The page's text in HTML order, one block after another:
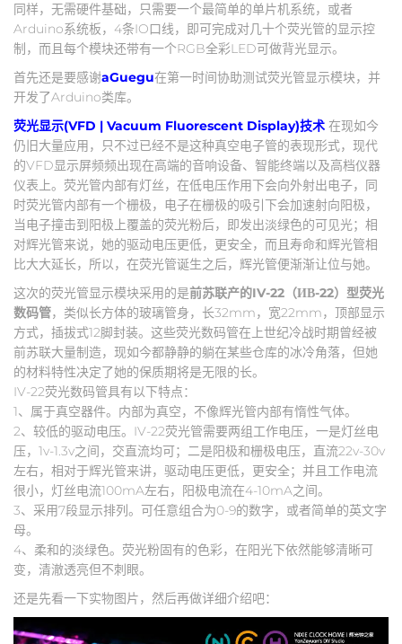
同样，无需硬件基础，只需要一个最简单的单片机系统，或者
Arduino系统板，4条IO口线，即可完成对几十个荧光管的显示控
制，而且每个模块还带有一个RGB全彩LED可做背光显示。
首先还是要感谢aGuegu在第一时间协助测试荧光管显示模块，并
开发了Arduino类库。
荧光显示(VFD | Vacuum Fluorescent Display)技术 在现如今
仍旧大量应用，只不过已经不是这种真空电子管的表现形式，现代
的VFD显示屏频频出现在高端的音响设备、智能终端以及高档仪器
仪表上。荧光管内部有灯丝，在低电压作用下会向外射出电子，同
时荧光管内部有一个栅极，电子在栅极的吸引下会加速射向阳极，
当电子撞击到阳极上覆盖的荧光粉后，即发出淡绿色的可见光；相
对辉光管来说，她的驱动电压更低，更安全，而且寿命和辉光管相
比大大延长，所以，在荧光管诞生之后，辉光管便渐渐让位与她。
这次的荧光管显示模块采用的是前苏联产的IV-22（ИВ-22）型荧光
数码管，类似长方体的玻璃管身，长32mm，宽22mm，顶部显示
方式，插拔式12脚封装。这些荧光数码管在上世纪冷战时期曾经被
前苏联大量制造，现如今都静静的躺在某些仓库的冰冷角落，但她
的材料特性决定了她的保质期将是无限的长。
IV-22荧光数码管具有以下特点：
1、属于真空器件。内部为真空，不像辉光管内部有惰性气体。
2、较低的驱动电压。IV-22荧光管需要两组工作电压，一是灯丝电
压，1v-1.3v之间，交直流均可；二是阳极和栅极电压，直流22v-30v
左右，相对于辉光管来讲，驱动电压更低，更安全；并且工作电流
很小，灯丝电流100mA左右，阳极电流在4-10mA之间。
3、采用7段显示排列。可任意组合为0-9的数字，或者简单的英文字
母。
4、柔和的淡绿色。荧光粉固有的色彩，在阳光下依然能够清晰可
变，清澈透亮但不刺眼。
还是先看一下实物图片，然后再做详细介绍吧：